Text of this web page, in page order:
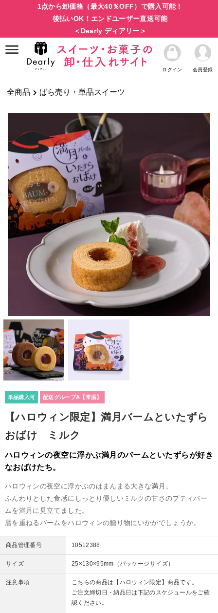
1点から卸価格（最大40％OFF）で購入可能！
後払いOK！エンドユーザー直送可能
＜Dearly ディアリー＞
ログイン 会員登録
全商品 ばら売り・単品スイーツ
単品購入可 配送グループA【常温】
【ハロウィン限定】満月バームといたずら
おばけ ミルク
ハロウィンの夜空に浮かぶ満月のバームといたずらが好き
なおばけたち。
ハロウィンの夜空に浮かぶのはまんまる大きな満月。
ふんわりとした食感にしっとり優しいミルクの甘さのプティバー
ムを満月に見立てました。
層を重ねるバームをハロウィンの贈り物にいかがでしょうか。
商品管理番号 10512388
サイズ 25×130×95mm（パッケージサイズ）
注意事項
こちらの商品は【ハロウィン限定】商品です。
ご注文締切日・納品日は下記のスケジュールをご確
認ください。